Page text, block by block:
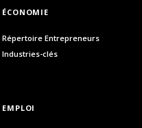
ÉCONOMIE
Répertoire Entrepreneurs
Industries-clés
EMPLOI